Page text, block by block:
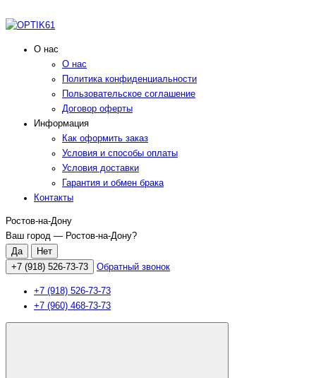
О нас
О нас
Политика конфиденциальности
Пользовательское соглашение
Договор оферты
Информация
Как оформить заказ
Условия и способы оплаты
Условия доставки
Гарантия и обмен брака
Контакты
Ростов-на-Дону
Ваш город — Ростов-на-Дону?
+7 (918) 526-73-73 Обратный звонок
+7 (918) 526-73-73
+7 (960) 468-73-73